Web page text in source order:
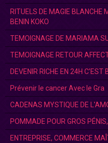
RITUELS DE MAGIE BLANCHE
BENIN KOKO
TEMOIGNAGE DE MARIAMA
TEMOIGNAGE RETOUR
DEVENIR RICHE EN 24H C’EST
Prévenir le cancer Avec le Gra
CADENAS MYSTIQUE DE
POMMADE POUR GROS
ENTREPRISE, COMMERCE